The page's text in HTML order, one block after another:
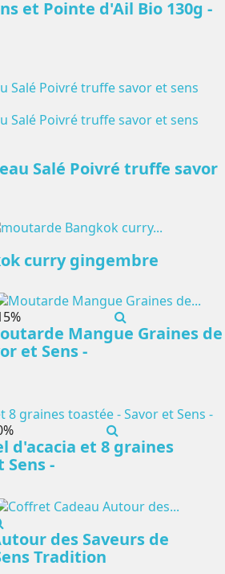
et Pointe d'Ail Bio 130g -
Salé Poivré truffe savor
curry gingembre
Mangue Graines de
et Sens -
d'acacia et 8 graines
Sens -
des Saveurs de
Tradition